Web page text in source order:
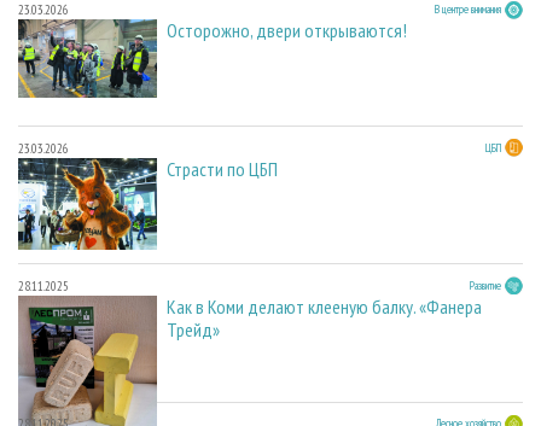
23.03.2026 В центре внимания
Осторожно, двери открываются!
23.03.2026 ЦБП
Страсти по ЦБП
28.11.2025 Развитие
Как в Коми делают клееную балку. «Фанера
Трейд»